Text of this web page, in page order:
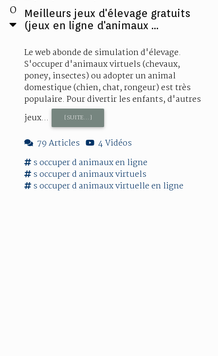
0
Meilleurs jeux d'élevage gratuits
(jeux en ligne d'animaux ...
Le web abonde de simulation d'élevage.
S'occuper d'animaux virtuels (chevaux,
poney, insectes) ou adopter un animal
domestique (chien, chat, rongeur) est très
populaire. Pour divertir les enfants, d'autres
jeux...
[SUITE...]
79 Articles
4 Vidéos
s occuperdanimauxen ligne
s occuperdanimauxvirtuels
s occuperdanimauxvirtuelle en ligne